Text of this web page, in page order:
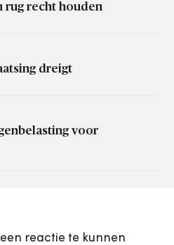
rug recht houden
dreigt
voor
reactie te kunnen